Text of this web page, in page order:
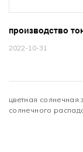
производство
2022-10-31
цветная солнечная
солнечного